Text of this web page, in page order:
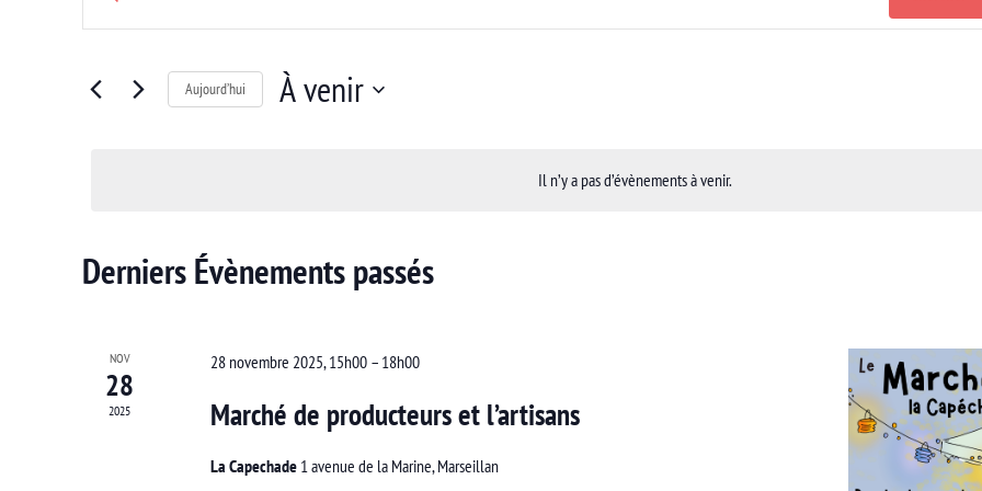
Il n’y a pas d’évènements à venir.
et
navigation
de
Rechercher
Évènements
Aujourd’hui À venir
Derniers Évènements passés
NOV
28
2025
28 novembre 2025, 15h00– 18h00
Marché de producteurs et l’artisans
La Capechade 1 avenue de la Marine, Marseillan